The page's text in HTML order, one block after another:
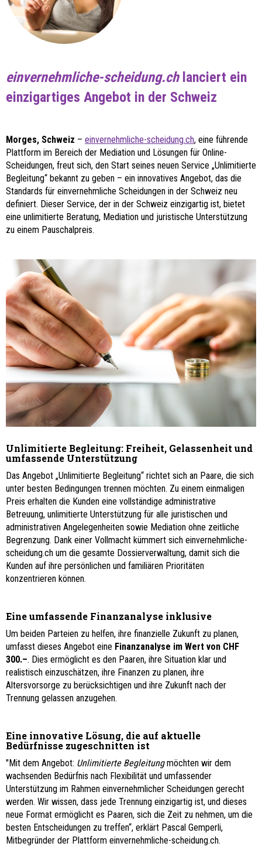
einvernehmliche-scheidung.chlanciert ein
einzigartiges Angebot in der Schweiz
Morges, Schweiz – einvernehmliche-scheidung.ch, eine führende
Plattform im Bereich der Mediation und Lösungen für Online-
Scheidungen, freut sich, den Start seines neuen Service „Unlimitierte
Begleitung“ bekannt zu geben – ein innovatives Angebot, das die
Standards für einvernehmliche Scheidungen in der Schweiz neu
definiert. Dieser Service, der in der Schweiz einzigartig ist, bietet
eine unlimitierte Beratung, Mediation und juristische Unterstützung
zu einem Pauschalpreis.
Unlimitierte Begleitung: Freiheit, Gelassenheit und
umfassende Unterstützung
Das Angebot „Unlimitierte Begleitung“ richtet sich an Paare, die sich
unter besten Bedingungen trennen möchten. Zu einem einmaligen
Preis erhalten die Kunden eine vollständige administrative
Betreuung, unlimitierte Unterstützung für alle juristischen und
administrativen Angelegenheiten sowie Mediation ohne zeitliche
Begrenzung. Dank einer Vollmacht kümmert sich einvernehmliche-
scheidung.ch um die gesamte Dossierverwaltung, damit sich die
Kunden auf ihre persönlichen und familiären Prioritäten
konzentrieren können.
Eine umfassende Finanzanalyse inklusive
Um beiden Parteien zu helfen, ihre finanzielle Zukunft zu planen,
umfasst dieses Angebot eine Finanzanalyse im Wert von CHF
300.–. Dies ermöglicht es den Paaren, ihre Situation klar und
realistisch einzuschätzen, ihre Finanzen zu planen, ihre
Altersvorsorge zu berücksichtigen und ihre Zukunft nach der
Trennung gelassen anzugehen.
Eine innovative Lösung, die auf aktuelle
Bedürfnisse zugeschnitten ist
"Mit dem Angebot: Unlimitierte Begleitungmöchten wir dem
wachsenden Bedürfnis nach Flexibilität und umfassender
Unterstützung im Rahmen einvernehmlicher Scheidungen gerecht
werden. Wir wissen, dass jede Trennung einzigartig ist, und dieses
neue Format ermöglicht es Paaren, sich die Zeit zu nehmen, um die
besten Entscheidungen zu treffen“, erklärt Pascal Gemperli,
Mitbegründer der Plattform einvernehmliche-scheidung.ch.